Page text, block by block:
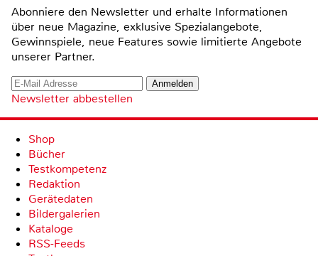
Abonniere den Newsletter und erhalte Informationen
über neue Magazine, exklusive Spezialangebote,
Gewinnspiele, neue Features sowie limitierte Angebote
unserer Partner.
Newsletter abbestellen
Shop
Bücher
Testkompetenz
Redaktion
Gerätedaten
Bildergalerien
Kataloge
RSS-Feeds